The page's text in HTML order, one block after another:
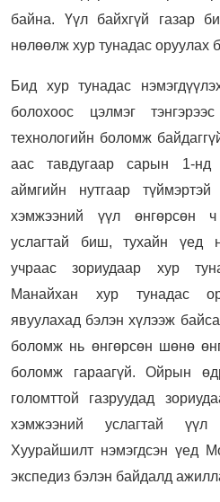
байна. Үүл байхгүй газар
нөлөөлж хур тунадас оруулах
Бид хур тунадас
болохоос цэлмэг
технологийн боломж
аас тавдугаар сарын 1-
аймгийн нутгаар
хэмжээний үүл өнгөрсөн ч
услагтай биш, тухайн үед
учраас зориудаар хур
Манайхан хур тунадас
явуулахад бэлэн хүлээж
боломж нь өнгөрсөн шөнө
боломж гараагүй. Ойрын
голомттой газруудад
хэмжээний услагтай үүл
Хуурайшилт нэмэгдсэн үед
экспедиз бэлэн байдалд